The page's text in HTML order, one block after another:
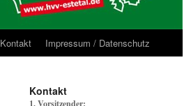
Kontakt Impressum / Datenschutz
Kontakt
1. Vorsitzender: